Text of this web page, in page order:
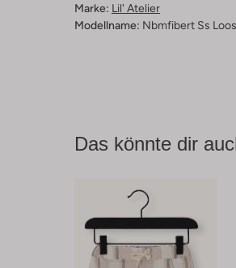
Marke: Lil' Atelier
Modellname: Nbmfibert Ss
Das könnte dir